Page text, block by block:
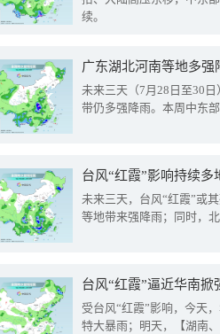
续。
广东湖北河南等地多
未来三天（7月28日至30
带仍多强降雨。本周中东
台风“红霞”影响持续
未来三天，台风“红霞”或
等地带来强降雨；同时，
台风“红霞”逼近华南
受台风“红霞”影响，今天
特大暴雨；明天，【湖南